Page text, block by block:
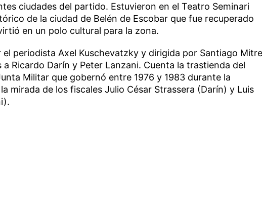
ciudades del partido. Estuvieron en el Teatro Seminari
de la ciudad de Belén de Escobar que fue recuperado
en un polo cultural para la zona.
el periodista Axel Kuschevatzky y dirigida por Santiago
Ricardo Darín y Peter Lanzani. Cuenta la trastienda del
Militar que gobernó entre 1976 y 1983 durante la
mirada de los fiscales Julio César Strassera (Darín) y Luis